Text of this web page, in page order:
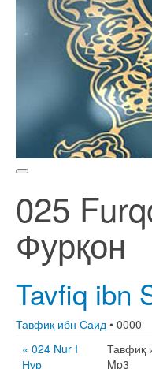
025
Фурқон
Tavfiq ibn
Тавфиқ ибн Саид • 0000
« 024 Nur I
Нур
Тавфиқ
Mp3